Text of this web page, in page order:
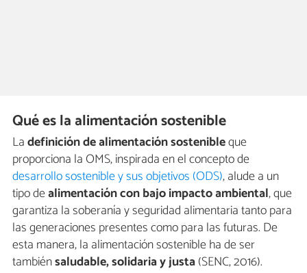
Qué es la alimentación sostenible
Ladefinición de alimentación sostenibleque
proporciona la OMS, inspirada en el concepto de
desarrollo sostenible y sus objetivos (ODS), alude a un
tipo dealimentación con bajo impacto ambiental, que
garantiza la soberanía y seguridad alimentaria tanto para
las generaciones presentes como para las futuras. De
esta manera, la alimentación sostenible ha de ser
tambiénsaludable, solidaria y justa(SENC, 2016).